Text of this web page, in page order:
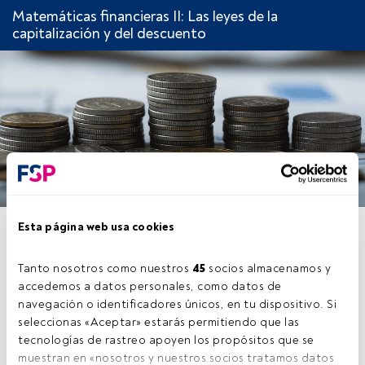
Esta página web usa cookies
Tanto nosotros como nuestros 45 socios almacenamos y
accedemos a datos personales, como datos de
navegación o identificadores únicos, en tu dispositivo. Si
seleccionas «Aceptar» estarás permitiendo que las
tecnologías de rastreo apoyen los propósitos que se
muestran en «nosotros y nuestros socios tratamos datos
Matemáticas financieras II: Las leyes de la
capitalización y del descuento
CAPÍTULO 4: ¿CÓMO
CALCULAR LOS TIPOS
EQUIVALENTES?